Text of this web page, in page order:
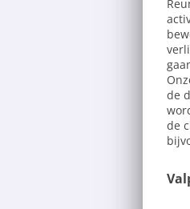
de
de